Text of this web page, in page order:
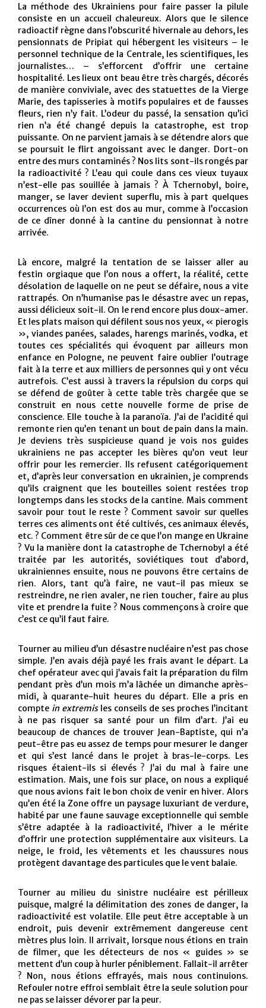
La méthode des Ukrainiens pour faire passer la pilule
consiste en un accueil chaleureux. Alors que le silence
radioactif règne dans l’obscurité hivernale au dehors, les
pensionnats de Pripiat qui hébergent les visiteurs – le
personnel technique de la Centrale, les scientifiques, les
journalistes… – s’efforcent d’offrir une certaine
hospitalité. Les lieux ont beau être très chargés, décorés
de manière conviviale, avec des statuettes de la Vierge
Marie, des tapisseries à motifs populaires et de fausses
fleurs, rien n’y fait. L’odeur du passé, la sensation qu’ici
rien n’a été changé depuis la catastrophe, est trop
puissante. On ne parvient jamais à se détendre alors que
se poursuit le flirt angoissant avec le danger. Dort-on
entre des murs contaminés ? Nos lits sont-ils rongés par
la radioactivité ? L’eau qui coule dans ces vieux tuyaux
n’est-elle pas souillée à jamais ? À Tchernobyl, boire,
manger, se laver devient superflu, mis à part quelques
occurrences où l’on est dos au mur, comme à l’occasion
de ce dîner donné à la cantine du pensionnat à notre
arrivée.
Là encore, malgré la tentation de se laisser aller au
festin orgiaque que l’on nous a offert, la réalité, cette
désolation de laquelle on ne peut se défaire, nous a vite
rattrapés. On n’humanise pas le désastre avec un repas,
aussi délicieux soit-il. On le rend encore plus doux-amer.
Et les plats maison qui défilent sous nos yeux, « pierogis
», viandes panées, salades, harengs marinés, vodka, et
toutes ces spécialités qui évoquent par ailleurs mon
enfance en Pologne, ne peuvent faire oublier l’outrage
fait à la terre et aux milliers de personnes qui y ont vécu
autrefois. C’est aussi à travers la répulsion du corps qui
se défend de goûter à cette table très chargée que se
construit en nous cette nouvelle forme de prise de
conscience. Elle touche à la paranoïa. J’ai de l’acidité qui
remonte rien qu’en tenant un bout de pain dans la main.
Je deviens très suspicieuse quand je vois nos guides
ukrainiens ne pas accepter les bières qu’on veut leur
offrir pour les remercier. Ils refusent catégoriquement
et, d’après leur conversation en ukrainien, je comprends
qu’ils craignent que les bouteilles soient restées trop
longtemps dans les stocks de la cantine. Mais comment
savoir pour tout le reste ? Comment savoir sur quelles
terres ces aliments ont été cultivés, ces animaux élevés,
etc. ? Comment être sûr de ce que l’on mange en Ukraine
? Vu la manière dont la catastrophe de Tchernobyl a été
traitée par les autorités, soviétiques tout d’abord,
ukrainiennes ensuite, nous ne pouvons être certains de
rien. Alors, tant qu’à faire, ne vaut-il pas mieux se
restreindre, ne rien avaler, ne rien toucher, faire au plus
vite et prendre la fuite ? Nous commençons à croire que
c’est ce qu’il faut faire.
Tourner au milieu d’un désastre nucléaire n’est pas chose
simple. J’en avais déjà payé les frais avant le départ. La
chef opérateur avec qui j’avais fait la préparation du film
pendant près d’un mois m’a lâchée un dimanche après-
midi, à quarante-huit heures du départ. Elle a pris en
compte in extremis les conseils de ses proches l’incitant
à ne pas risquer sa santé pour un film d’art. J’ai eu
beaucoup de chances de trouver Jean-Baptiste, qui n’a
peut-être pas eu assez de temps pour mesurer le danger
et qui s’est lancé dans le projet à bras-le-corps. Les
risques étaient-ils si élevés ? J’ai du mal à faire une
estimation. Mais, une fois sur place, on nous a expliqué
que nous avions fait le bon choix de venir en hiver. Alors
qu’en été la Zone offre un paysage luxuriant de verdure,
habité par une faune sauvage exceptionnelle qui semble
s’être adaptée à la radioactivité, l’hiver a le mérite
d’offrir une protection supplémentaire aux visiteurs. La
neige, le froid, les vêtements et les chaussures nous
protègent davantage des particules que le vent balaie.
Tourner au milieu du sinistre nucléaire est périlleux
puisque, malgré la délimitation des zones de danger, la
radioactivité est volatile. Elle peut être acceptable à un
endroit, puis devenir extrêmement dangereuse cent
mètres plus loin. Il arrivait, lorsque nous étions en train
de filmer, que les détecteurs de nos « guides » se
mettent d’un coup à hurler péniblement. Fallait-il arrêter
? Non, nous étions effrayés, mais nous continuions.
Refouler notre effroi semblait être la seule solution pour
ne pas se laisser dévorer par la peur.